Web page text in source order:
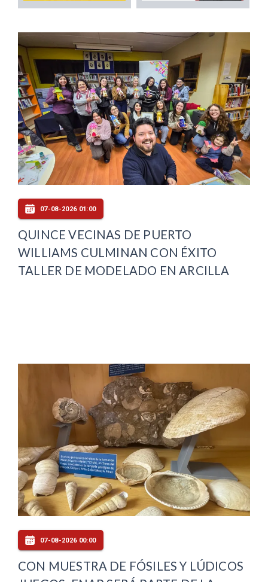
07-08-2026 01:00
QUINCE VECINAS DE PUERTO
WILLIAMS CULMINAN CON ÉXITO
TALLER DE MODELADO EN ARCILLA
07-08-2026 00:00
CON MUESTRA DE FÓSILES Y LÚDICOS